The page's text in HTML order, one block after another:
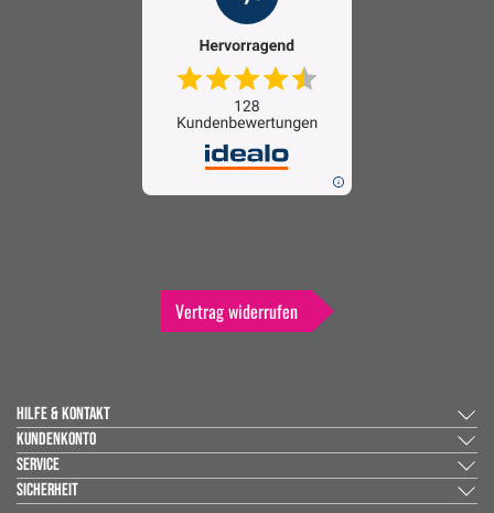
Vertrag widerrufen
HILFE & KONTAKT
KUNDENKONTO
SERVICE
SICHERHEIT